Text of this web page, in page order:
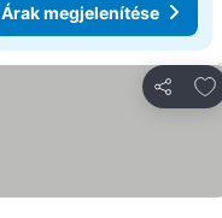
Árak megjelenítése